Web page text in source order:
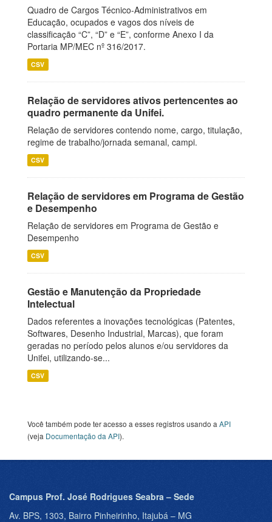
Quadro de Cargos Técnico-Administrativos em
Educação, ocupados e vagos dos níveis de
classificação “C”, “D” e “E”, conforme Anexo I da
Portaria MP/MEC nº 316/2017.
CSV
Relação de servidores ativos pertencentes ao
quadro permanente da Unifei.
Relação de servidores contendo nome, cargo, titulação,
regime de trabalho/jornada semanal, campi.
CSV
Relação de servidores em Programa de Gestão
e Desempenho
Relação de servidores em Programa de Gestão e
Desempenho
CSV
Gestão e Manutenção da Propriedade
Intelectual
Dados referentes a inovações tecnológicas (Patentes,
Softwares, Desenho Industrial, Marcas), que foram
geradas no período pelos alunos e/ou servidores da
Unifei, utilizando-se...
CSV
Você também pode ter acesso a esses registros usando a API
(veja Documentação da API).
Campus Prof. José Rodrigues Seabra – Sede
Av. BPS, 1303, Bairro Pinheirinho, Itajubá – MG